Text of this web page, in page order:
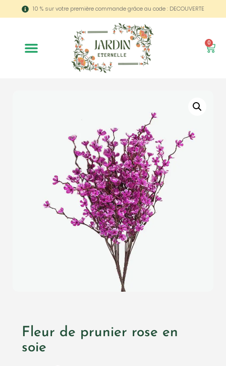
10 % sur votre première commande grâce au code : DECOUVERTE
0
Fleur de prunier rose en
soie